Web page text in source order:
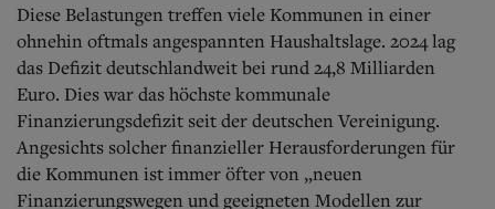
Diese Belastungen treffen viele Kommunen in einer
ohnehin oftmals angespannten Haushaltslage. 2024 lag
das Defizit deutschlandweit bei rund 24,8 Milliarden
Euro. Dies war das höchste kommunale
Finanzierungsdefizit seit der deutschen Vereinigung.
Angesichts solcher finanzieller Herausforderungen für
die Kommunen ist immer öfter von „neuen
Finanzierungswegen und geeigneten Modellen zur